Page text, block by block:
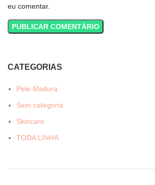
eu comentar.
CATEGORIAS
Pele Madura
Sem categoria
Skincare
TODA LINHA